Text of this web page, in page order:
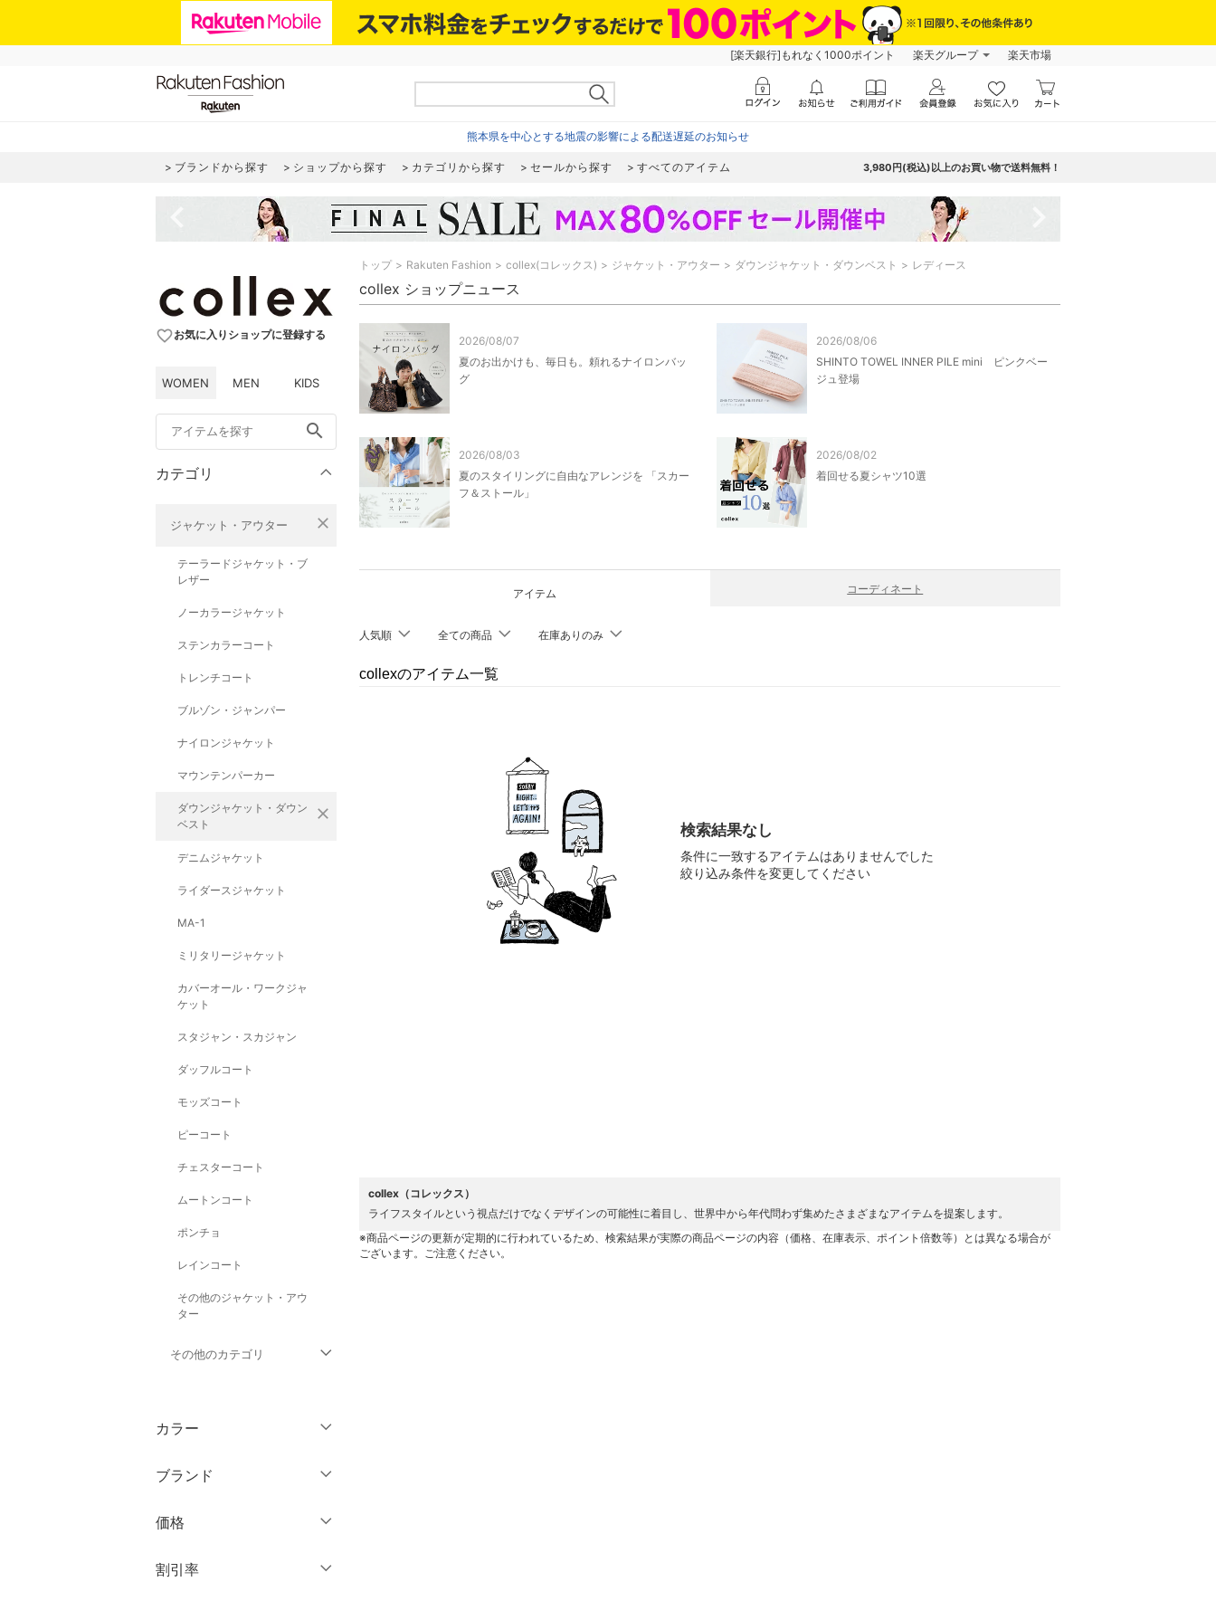
[楽天銀行]もれなく1000ポイント 楽天グループ 楽天市場
熊本県を中心とする地震の影響による配送遅延のお知らせ
ブランドから探す ショップから探す カテゴリから探す セールから探す すべてのアイテム 3,980円(税込)以上のお買い物で送料無料！
favorite_borderお気に入りショップに登録する
WOMEN MEN KIDS
search
カテゴリ
ジャケット・アウター close
テーラードジャケット・ブ
レザー
ノーカラージャケット
ステンカラーコート
トレンチコート
ブルゾン・ジャンパー
ナイロンジャケット
マウンテンパーカー
ダウンジャケット・ダウン
ベスト
close
デニムジャケット
ライダースジャケット
MA-1
ミリタリージャケット
カバーオール・ワークジャ
ケット
スタジャン・スカジャン
ダッフルコート
モッズコート
ピーコート
チェスターコート
ムートンコート
ポンチョ
レインコート
その他のジャケット・アウ
ター
その他のカテゴリ
パンツ
ワンピース・ドレス
スカート
オールインワン・オーバ
カラー
ブランド
価格
割引率
トップ Rakuten Fashion collex(コレックス) ジャケット・アウター ダウンジャケット・ダウンベスト レディース
collex ショップニュース
2026/08/07
夏のお出かけも、毎日も。頼れるナイロンバッ
グ
2026/08/06
SHINTO TOWEL INNER PILE mini ピンクベー
ジュ登場
2026/08/03
夏のスタイリングに自由なアレンジを 「スカー
フ＆ストール」
2026/08/02
着回せる夏シャツ10選
アイテム コーディネート
人気順 全ての商品 在庫ありのみ
collexのアイテム一覧
検索結果なし
条件に一致するアイテムはありませんでした
絞り込み条件を変更してください
collex（コレックス）
ライフスタイルという視点だけでなくデザインの可能性に着目し、世界中から年代問わず集めたさまざまなアイテムを提案します。
※商品ページの更新が定期的に行われているため、検索結果が実際の商品ページの内容（価格、在庫表示、ポイント倍数等）とは異なる場合が
ございます。ご注意ください。